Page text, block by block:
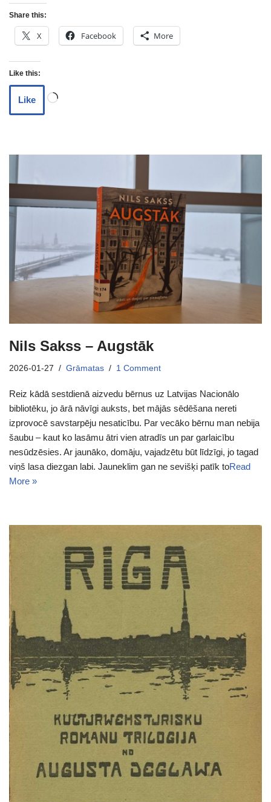
Share this:
X Facebook More
Like this:
Like
Nils Sakss – Augstāk
2026-01-27 Grāmatas 1 Comment
Reiz kādā sestdienā aizvedu bērnus uz Latvijas Nacionālo
bibliotēku, jo ārā nāvīgi auksts, bet mājās sēdēšana nereti
izprovocē savstarpēju nesaticību. Par vecāko bērnu man nebija
šaubu – kaut ko lasāmu ātri vien atradīs un par garlaicību
nesūdzēsies. Ar jaunāko, domāju, vajadzētu būt līdzīgi, jo tagad
viņš lasa diezgan labi. Jauneklim gan ne sevišķi patīk toRead
More »